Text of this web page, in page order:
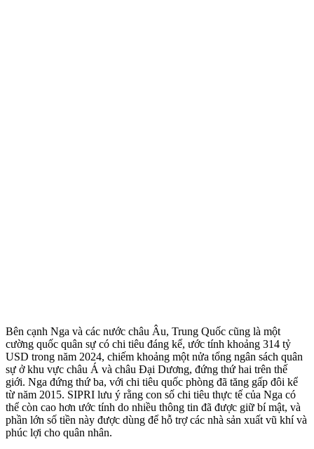
Bên cạnh Nga và các nước châu Âu, Trung Quốc cũng là một
cường quốc quân sự có chi tiêu đáng kể, ước tính khoảng 314 tỷ
USD trong năm 2024, chiếm khoảng một nửa tổng ngân sách quân
sự ở khu vực châu Á và châu Đại Dương, đứng thứ hai trên thế
giới. Nga đứng thứ ba, với chi tiêu quốc phòng đã tăng gấp đôi kể
từ năm 2015. SIPRI lưu ý rằng con số chi tiêu thực tế của Nga có
thể còn cao hơn ước tính do nhiều thông tin đã được giữ bí mật, và
phần lớn số tiền này được dùng để hỗ trợ các nhà sản xuất vũ khí và
phúc lợi cho quân nhân.